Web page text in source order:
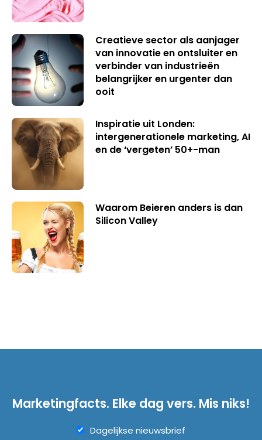
Creatieve sector als aanjager
van innovatie en ontsluiter en
verbinder van industrieën
belangrijker en urgenter dan
ooit
Inspiratie uit Londen:
intergenerationele marketing, AI
en de ‘vergeten’ 50+-man
Waarom Beieren anders is dan
Silicon Valley
Marketingfacts. Elke dag vers. Mis niks!
Dagelijkse nieuwsbrief